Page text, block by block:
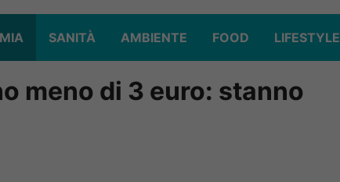
SANITÀ AMBIENTE FOOD LIFESTYLE
meno di 3 euro: stanno